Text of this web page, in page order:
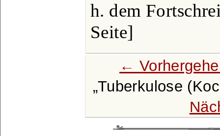
h. dem
Seite]
←
Tuberkulose